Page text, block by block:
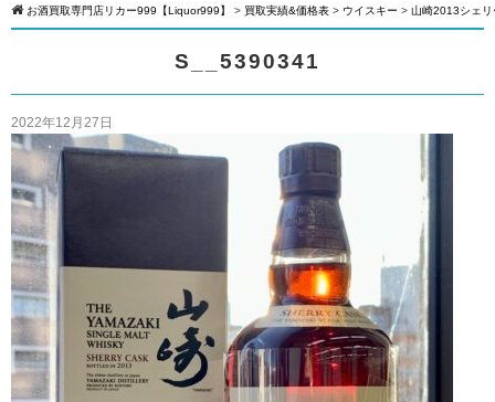
"cat_name" on null in
お酒買取専門店リカー999【Liquor999】 > 買取実績&価格表 > ウイスキー > 山崎2013シェリ
S__5390341
2022年12月27日